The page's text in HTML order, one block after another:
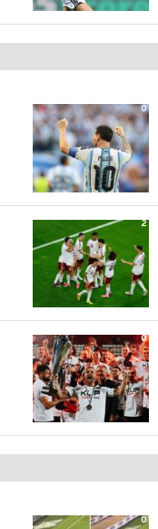
0
2
0
0